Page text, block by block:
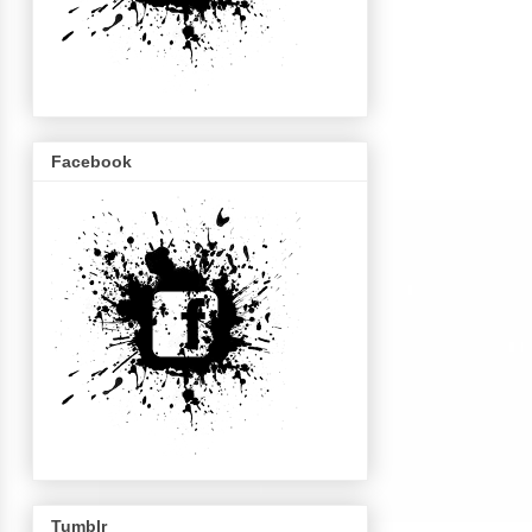
Facebook
Tumblr